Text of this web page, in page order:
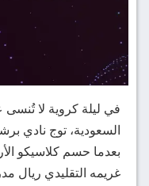
في ليلة كروية لا تُنسى
السعودية، توج نادي
بعدما حسم كلاسيكو